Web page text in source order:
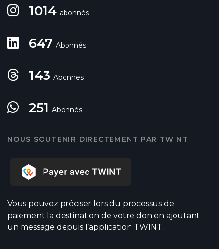
1014 abonnés
647 Abonnés
143 Abonnés
251 Abonnés
NOUS SOUTENIR DIRECTEMENT PAR TWINT
Vous pouvez préciser lors du processus de
paiement la destination de votre don en ajoutant
un message depuis l’application TWINT.